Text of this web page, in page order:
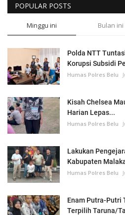
POPULAR POSTS
Minggu ini Bulan ini
Polda NTT
Korupsi Subsidi
Humas Polres Belu
Kisah Chelsea
Harian Lepas...
Humas Polres Belu
Lakukan
Kabupaten
Humas Polres Belu
Enam Putra-Putri
Terpilih Taruna/